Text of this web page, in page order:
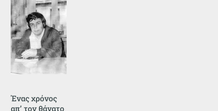
Ένας χρόνος
απ’ τον θάνατο